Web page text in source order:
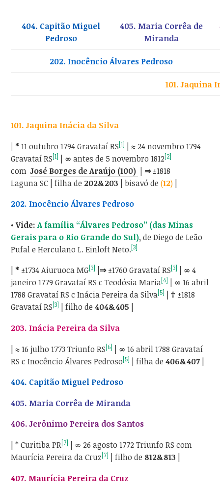
404. Capitão Miguel
Pedroso
405. Maria Corrêa de
Miranda
202. Inocêncio Álvares Pedroso
101. Jaquina
101. Jaquina Inácia da Silva
| *11 outubro 1794 Gravataí RS[1] |≈ 24 novembro 1794
Gravataí RS[1] ∞ antes de 5 novembro 1812[2]
com José Borges de Araújo (100) ⇒±1818
Laguna SC | filha de 202&203 |bisavó de(12)
202. Inocêncio Álvares Pedroso
• Vide: A família “Álvares Pedroso” (das Minas
Gerais para o Rio Grande do Sul),de Diego de Leão
Pufal e Herculano L. Einloft Neto.[3]
|* ±1734 Aiuruoca MG[3] ⇒±1760 Gravataí RS[3] ∞ 4
janeiro 1779 Gravataí RS c Teodósia Maria[4] ∞ 16 abril
1788 Gravataí RS c Inácia Pereira da Silva[5] |† ±1818
Gravataí RS[3] | filho de404&405
203. Inácia Pereira da Silva
|≈16 julho 1773 Triunfo RS[6] | ∞ 16 abril 1788 Gravataí
RS c Inocêncio Álvares Pedroso[5] | filha de406&407 |
404. Capitão Miguel Pedroso
405. Maria Corrêa de Miranda
406. Jerônimo Pereira dos Santos
| * Curitiba PR[7]
| ∞ 26 agosto 1772 Triunfo RS com
Maurícia Pereira da Cruz[7] | filho de 812&813
407. Maurícia Pereira da Cruz